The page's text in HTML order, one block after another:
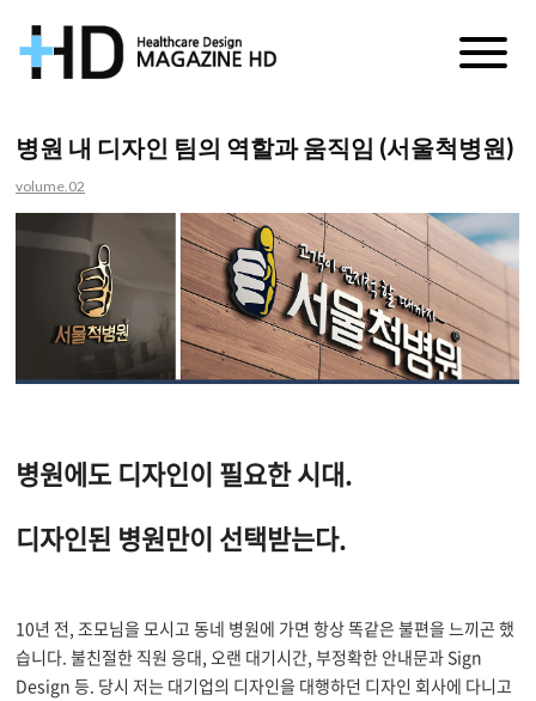
거
병원 내 디자인 팀의 역할과 움직임 (서울척병원)
volume.02
병원에도 디자인이 필요한 시대.
디자인된 병원만이 선택받는다.
10년 전, 조모님을 모시고 동네 병원에 가면 항상 똑같은 불편을 느끼곤 했
습니다. 불친절한 직원 응대, 오랜 대기시간, 부정확한 안내문과 Sign
Design 등. 당시 저는 대기업의 디자인을 대행하던 디자인 회사에 다니고